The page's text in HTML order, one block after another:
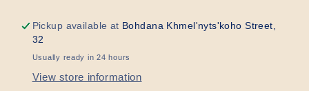
з
полуницею
з
Pickup available at Bohdana Khmel'nyts'koho Street,
32
Usually ready in 24 hours
View store information